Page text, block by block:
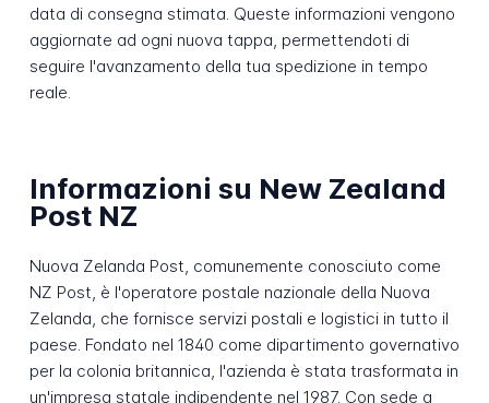
data di consegna stimata. Queste informazioni vengono
aggiornate ad ogni nuova tappa, permettendoti di
seguire l'avanzamento della tua spedizione in tempo
reale.
Informazioni su New Zealand
Post NZ
Nuova Zelanda Post, comunemente conosciuto come
NZ Post, è l'operatore postale nazionale della Nuova
Zelanda, che fornisce servizi postali e logistici in tutto il
paese. Fondato nel 1840 come dipartimento governativo
per la colonia britannica, l'azienda è stata trasformata in
un'impresa statale indipendente nel 1987. Con sede a